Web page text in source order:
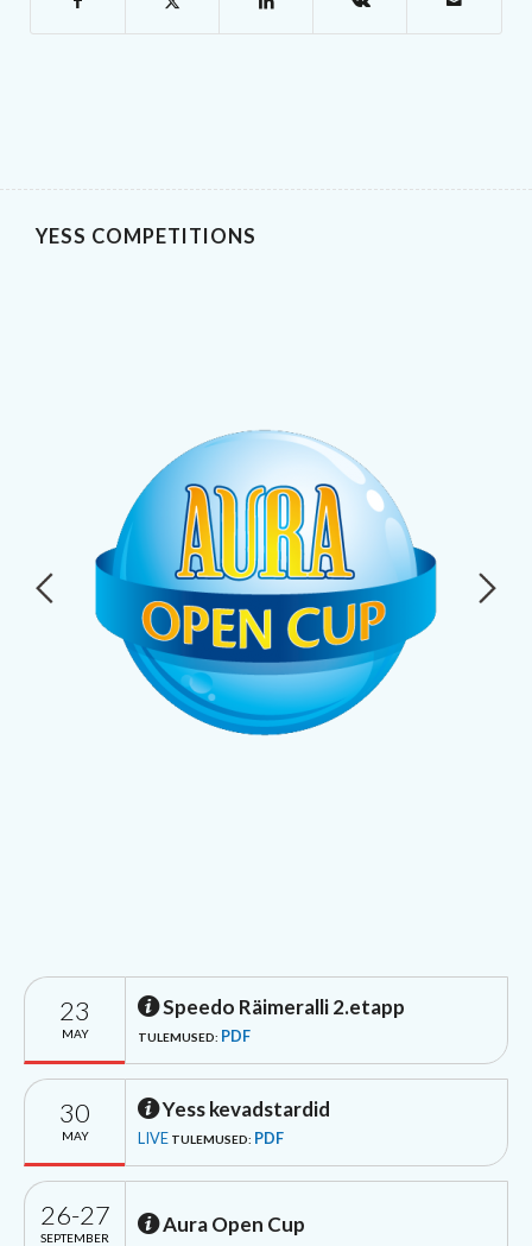
YESS COMPETITIONS
23
MAY
Speedo Räimeralli 2.etapp
TULEMUSED: PDF
30
MAY
Yess kevadstardid
LIVE TULEMUSED: PDF
26-27
SEPTEMBER
Aura Open Cup